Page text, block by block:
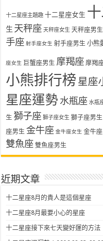
十二星座主題趣 十二星座女生
生 天秤座 天秤座女生 天秤座男生
手座 射手座女生 射手座男生 小熊
座女生 巨蟹座男生 摩羯座 摩羯
小熊排行榜 星座
星座運勢 水瓶座 水瓶
生 獅子座 獅子座女生 獅子座男生
座男生 金牛座 金牛座女生 金牛
雙魚座 雙魚座男生
近期文章
十二星座8月的貴人是這個星座
十二星座8月最要小心的星座
十二星座接下來七天變好運的方法